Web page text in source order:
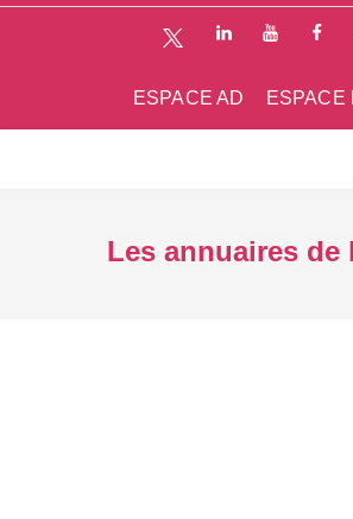
ESPACE
ESPACE AD
Les annuaires de